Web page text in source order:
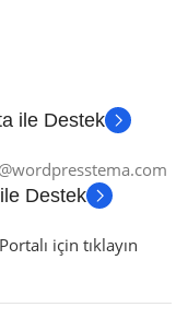
ile Destek
Destek
için tıklayın